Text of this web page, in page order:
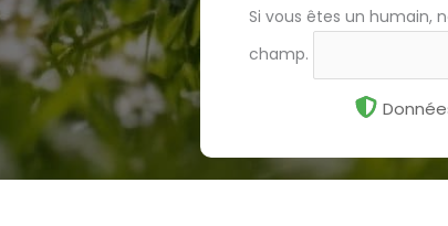
Si vous êtes un humain,
champ.